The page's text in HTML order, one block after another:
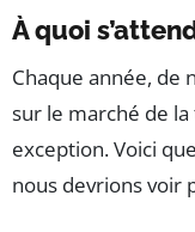
À quoi
Chaque année, de
sur le marché de
exception. Voici
nous devrions voir